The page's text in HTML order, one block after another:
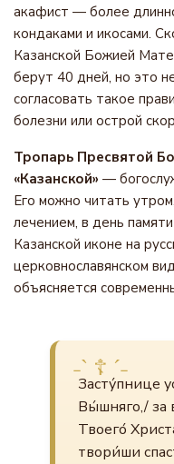
акафист — более
кондаками и икосами.
Казанской Божией
берут 40 дней, но это
согласовать такое
болезни или острой
Тропарь Пресвятой
«Казанской» —
Его можно читать
лечением, в день
Казанской иконе на
церковнославянском
объясняется
Засту́пнице
Вы́шняго,/ за
Твоего́
твори́ши